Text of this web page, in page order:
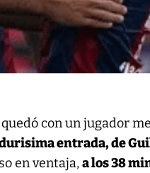
con un jugador
entrada, de
en ventaja,a los 38